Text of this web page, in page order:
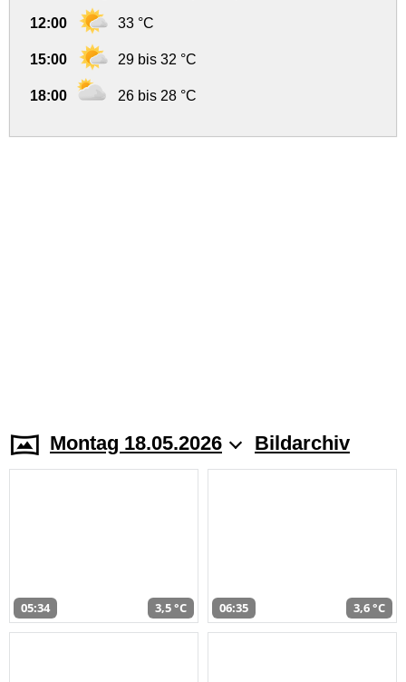
12:00 33 °C
15:00 29 bis 32 °C
18:00 26 bis 28 °C
Montag 18.05.2026 Bildarchiv
05:34 3,5 °C 06:35 3,6 °C